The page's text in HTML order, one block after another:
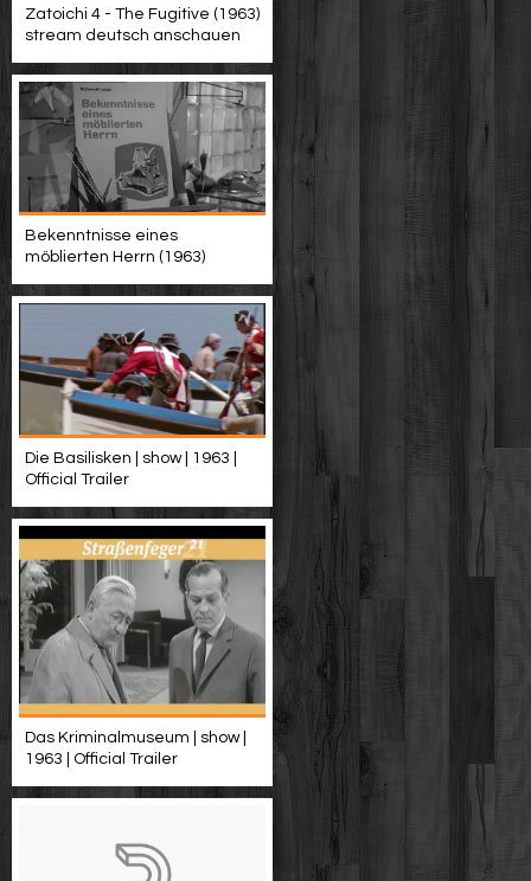
Zatoichi 4 - The Fugitive (1963)
stream deutsch anschauen
Bekenntnisse eines
möblierten Herrn (1963)
Die Basilisken | show | 1963 |
Official Trailer
Das Kriminalmuseum | show |
1963 | Official Trailer